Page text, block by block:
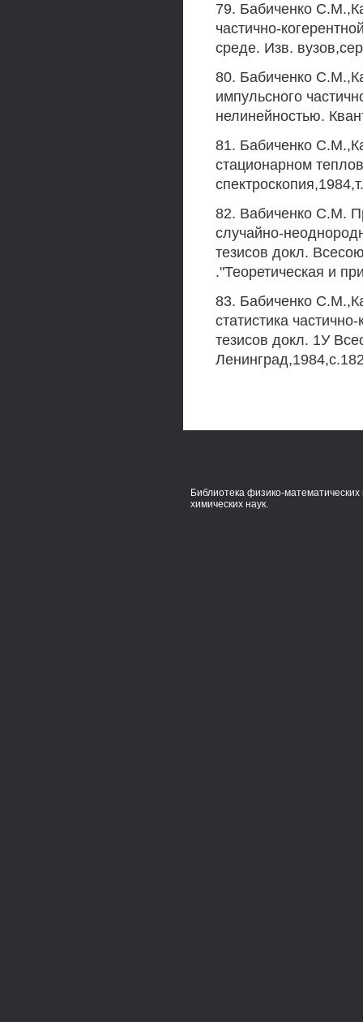
79. Бабиченко
частично-
среде. Изв.
80. Бабиченко
импульсного
нелинейностью.
81. Бабиченко
стационарном
82. Вабиченко С.М.
случайно-
тезисов докл.
."Теоретическая и
83. Бабиченко
статистика
тезисов докл. 1У
Библиотека физико-математических
химических наук.